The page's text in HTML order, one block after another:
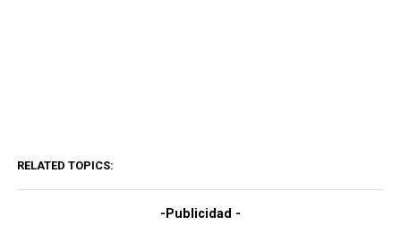
RELATED TOPICS:
-Publicidad -